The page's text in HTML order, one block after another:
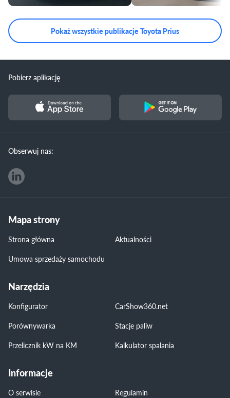
Pokaż wszystkie publikacje Toyota Prius
Pobierz aplikację
Obserwuj nas:
Mapa strony
Strona główna
Aktualności
Umowa sprzedaży samochodu
Narzędzia
Konfigurator
CarShow360.net
Porównywarka
Stacje paliw
Przelicznik kW na KM
Kalkulator spalania
Informacje
O serwisie Regulamin